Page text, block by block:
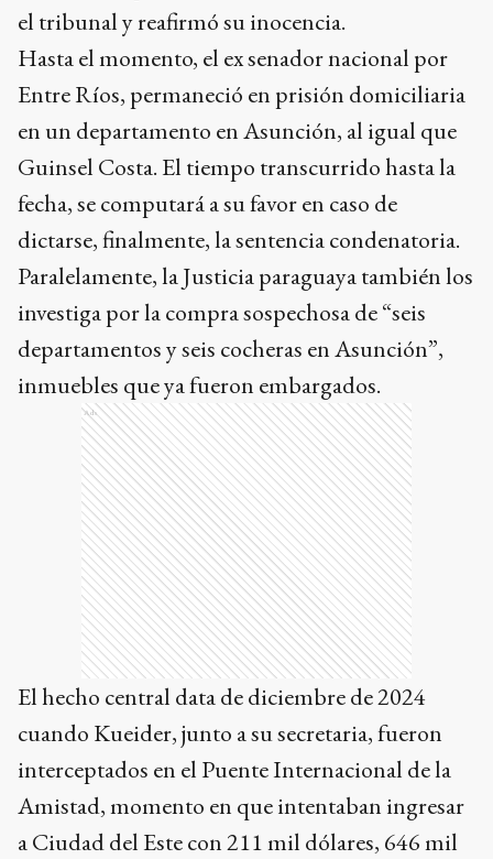
el tribunal y reafirmó su inocencia.
Hasta el momento, el ex senador nacional por
Entre Ríos, permaneció en prisión domiciliaria
en un departamento en Asunción, al igual que
Guinsel Costa. El tiempo transcurrido hasta la
fecha, se computará a su favor en caso de
dictarse, finalmente, la sentencia condenatoria.
Paralelamente, la Justicia paraguaya también los
investiga por la compra sospechosa de “seis
departamentos y seis cocheras en Asunción”,
inmuebles que ya fueron embargados.
Ads
El hecho central data de diciembre de 2024
cuando Kueider, junto a su secretaria, fueron
interceptados en el Puente Internacional de la
Amistad, momento en que intentaban ingresar
a Ciudad del Este con 211 mil dólares, 646 mil